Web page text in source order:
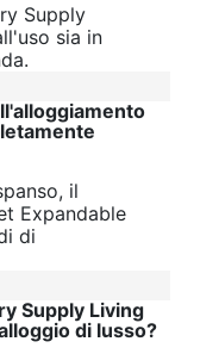
Supply
sia in
il
Expandable
di
Supply Living
di lusso?